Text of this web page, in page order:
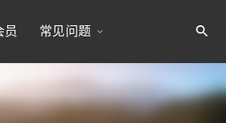
员 常见问题